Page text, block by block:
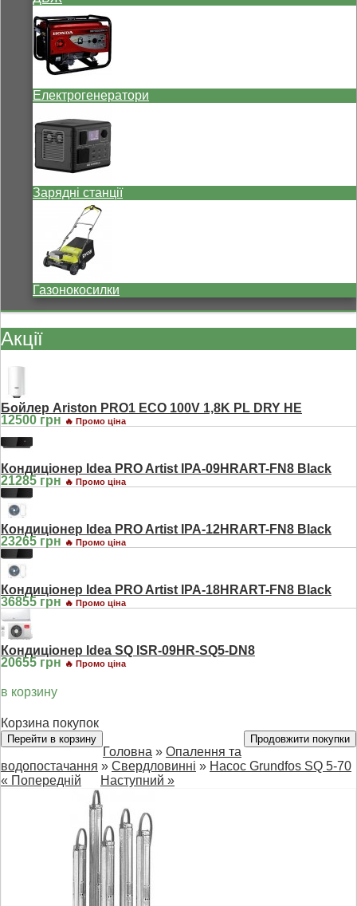
Електрогенератори
Зарядні станції
Газонокосилки
Акції
Бойлер Ariston PRO1 ECO 100V 1,8K PL DRY HE
12500 грн 🔥 Промо ціна
Кондиціонер Idea PRO Artist IPA-09HRART-FN8 Black
21285 грн 🔥 Промо ціна
Кондиціонер Idea PRO Artist IPA-12HRART-FN8 Black
23265 грн 🔥 Промо ціна
Кондиціонер Idea PRO Artist IPA-18HRART-FN8 Black
36855 грн 🔥 Промо ціна
Кондиціонер Idea SQ ISR-09HR-SQ5-DN8
20655 грн 🔥 Промо ціна
в корзину
Корзина покупок
Перейти в корзину Продовжити покупки
Головна » Опалення та
водопостачання » Свердловинні » Насос Grundfos SQ 5-70
« Попередній
Наступний »